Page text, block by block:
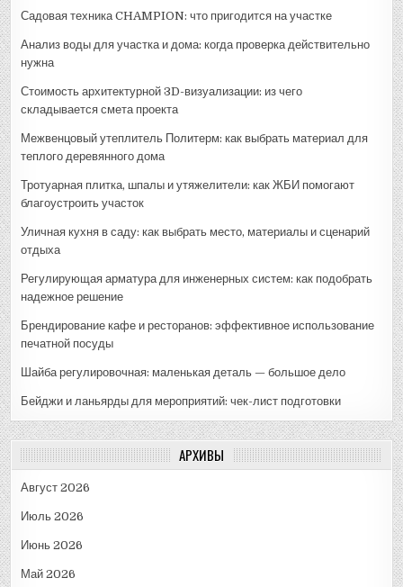
Садовая техника CHAMPION: что пригодится на участке
Анализ воды для участка и дома: когда проверка действительно
нужна
Стоимость архитектурной 3D-визуализации: из чего
складывается смета проекта
Межвенцовый утеплитель Политерм: как выбрать материал для
теплого деревянного дома
Тротуарная плитка, шпалы и утяжелители: как ЖБИ помогают
благоустроить участок
Уличная кухня в саду: как выбрать место, материалы и сценарий
отдыха
Регулирующая арматура для инженерных систем: как подобрать
надежное решение
Брендирование кафе и ресторанов: эффективное использование
печатной посуды
Шайба регулировочная: маленькая деталь — большое дело
Бейджи и ланьярды для мероприятий: чек-лист подготовки
АРХИВЫ
Август 2026
Июль 2026
Июнь 2026
Май 2026